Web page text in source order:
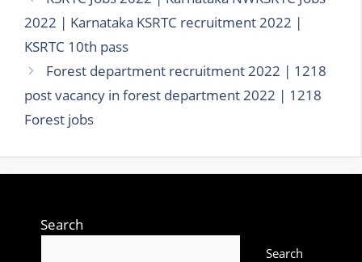
2022 | Karnataka KSRTC recruitment 2022 |
KSRTC 10th pass
Forest department recruitment 2022 | 1218
post vacancy in forest department 2022 | 1218
Forest jobs
Search
Search